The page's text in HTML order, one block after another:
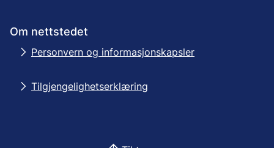
Om nettstedet
Personvern og informasjonskapsler
Tilgjengelighetserklæring